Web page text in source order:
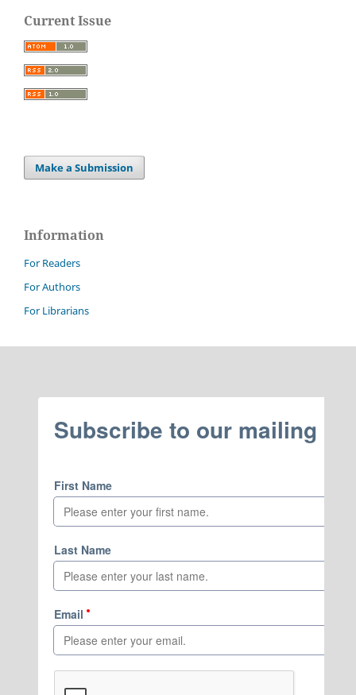
Current Issue
Make a Submission
Information
For Readers
For Authors
For Librarians